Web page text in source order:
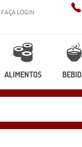
FAÇA LOGIN
ALIMENTOS